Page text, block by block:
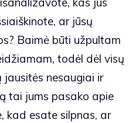
ar jūsų
Baimė būti užpultam
todėl dėl visų
nesaugiai ir
tai jums pasako apie
kad esate silpnas, ar